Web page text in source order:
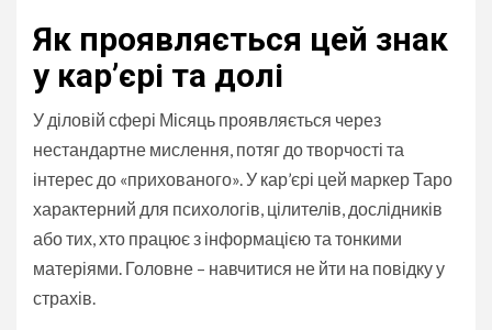
Як проявляється цей знак
у кар’єрі та долі
У діловій сфері Місяць проявляється через
нестандартне мислення, потяг до творчості та
інтерес до «прихованого». У кар’єрі цей маркер Таро
характерний для психологів, цілителів, дослідників
або тих, хто працює з інформацією та тонкими
матеріями. Головне – навчитися не йти на повідку у
страхів.